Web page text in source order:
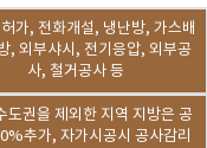
가, 전화개설, 냉난방, 가스배
, 외부샤시, 전기응압, 외부공
사, 철거공사 등
도권을 제외한 지역 지방은 공
추가, 자가시공시 공사감리